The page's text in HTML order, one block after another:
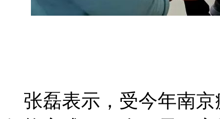
张磊表示，受今年南京